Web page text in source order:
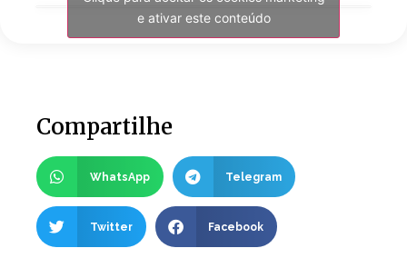
e ativar este conteúdo
Compartilhe
WhatsApp Telegram
Twitter Facebook